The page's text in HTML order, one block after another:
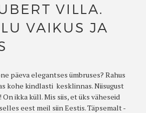
VILLA.
VAIKUS JA
päeva elegantses ümbruses? Rahus
kohe kindlasti kesklinnas. Niisugust
ikka küll. Mis siis, et üks väheseid
eest meil siin Eestis. Täpsemalt -